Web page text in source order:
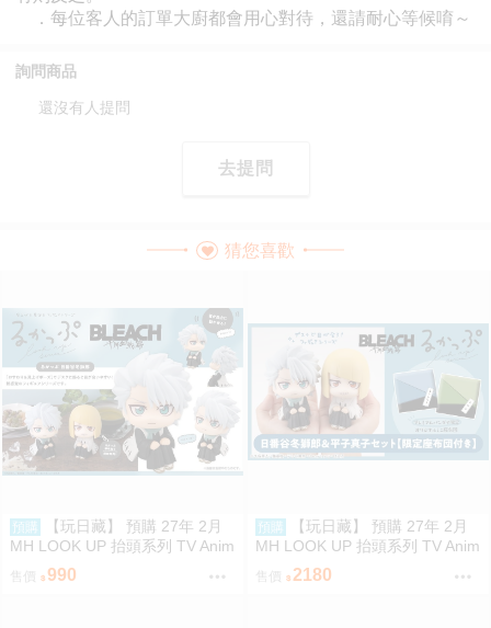
詢問商品
還沒有人提問
去提問
猜您喜歡
預購
【玩日藏】 預購 27年 2月
MH LOOK UP 抬頭系列 TV Anim
e BLEACH 死神 千年血戰篇 日番
谷冬獅郎 抬頭公仔 代理版
售價 990
預購
【玩日藏】 預購 27年 2月
MH LOOK UP 抬頭系列 TV Anim
e BLEACH 死神 千年血戰篇 日番
谷冬獅郎 & 平子真子 抬頭公仔
售價 2180